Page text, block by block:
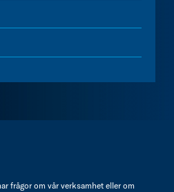
frågor om vår verksamhet eller om